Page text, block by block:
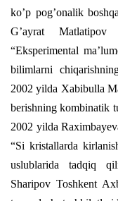
ko’p pog’onalik
G’ayrat Matlatipov
“Eksperimental
bilimlarni
2002 yilda Xabibulla
berishning kombinatik
2002 yilda
“Si kristallarda
uslublarida tadqiq
Sharipov Toshkent